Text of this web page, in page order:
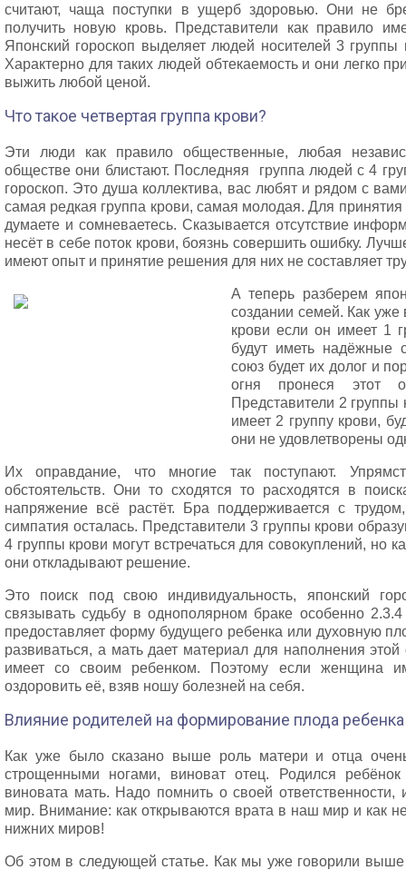
считают, чаща поступки в ущерб здоровью. Они не
получить новую кровь. Представители как правило
Японский гороскоп выделяет людей носителей 3
Характерно для таких людей обтекаемость и они легко
выжить любой ценой.
Что такое четвертая группа крови?
Эти люди как правило общественные, любая
обществе они блистают. Последняя группа людей с 4
гороскоп. Это душа коллектива, вас любят и рядом с
самая редкая группа крови, самая молодая. Для
думаете и сомневаетесь. Сказывается отсутствие
несёт в себе поток крови, боязнь совершить ошибку.
имеют опыт и принятие решения для них не составляет
А теперь разберем
создании семей. Как уже
крови если он имеет 1
будут иметь надёжные
союз будет их долог и
огня пронеся этот
Представители 2 группы
имеет 2 группу крови,
они не удовлетворены
Их оправдание, что многие так поступают.
обстоятельств. Они то сходятся то расходятся в
напряжение всё растёт. Бра поддерживается с
симпатия осталась. Представители 3 группы крови
4 группы крови могут встречаться для совокуплений, но
они откладывают решение.
Это поиск под свою индивидуальность, японский
связывать судьбу в однополярном браке особенно
предоставляет форму будущего ребенка или духовную
развиваться, а мать дает материал для наполнения
имеет со своим ребенком. Поэтому если женщина
оздоровить её, взяв ношу болезней на себя.
Влияние родителей на формирование плода ребенка
Как уже было сказано выше роль матери и отца
строщенными ногами, виноват отец. Родился
виновата мать. Надо помнить о своей
мир. Внимание: как открываются врата в наш мир и как
нижних миров!
Об этом в следующей статье. Как мы уже говорили